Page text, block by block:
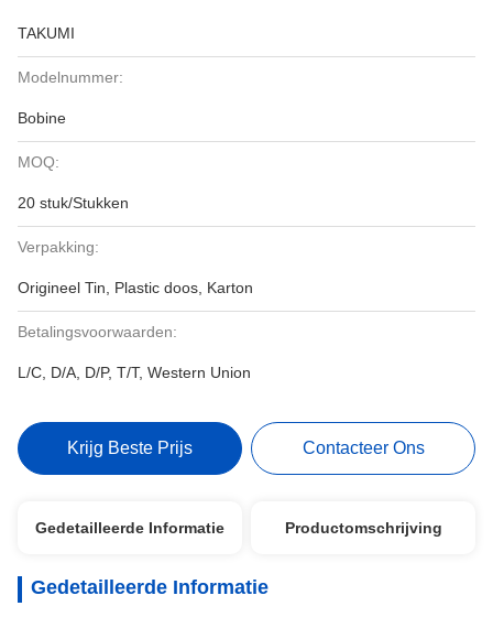
TAKUMI
Modelnummer:
Bobine
MOQ:
20 stuk/Stukken
Verpakking:
Origineel Tin, Plastic doos, Karton
Betalingsvoorwaarden:
L/C, D/A, D/P, T/T, Western Union
Krijg Beste Prijs Contacteer Ons
Gedetailleerde Informatie Productomschrijving
Gedetailleerde Informatie